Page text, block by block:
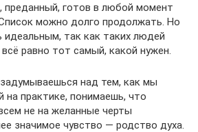
преданный, готов в любой момент
можно долго продолжать. Но
так как таких людей
равно тот самый, какой нужен.
над тем, как мы
на практике, понимаешь, что
не на желанные черты
значимое чувство — родство духа.